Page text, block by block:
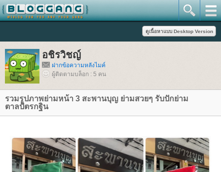
อชิรวิชญ์
ฝากข้อความหลังไมค์
ผู้ติดตามบล็อก : 5 คน
รวมรูปภาพย่ามหน้า 3 สะพานบุญ ย่ามสวยๆ รับปักย่าม
ตาลปัตรกฐิน